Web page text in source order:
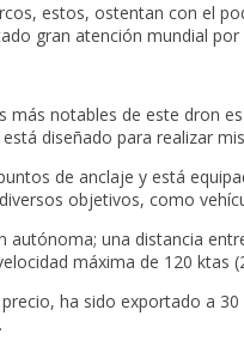
estos, ostentan con el
gran atención mundial
más notables de este dron
diseñado para realizar
de anclaje y está
objetivos, como
autónoma; una distancia
máxima de 120 ktas
ha sido exportado a